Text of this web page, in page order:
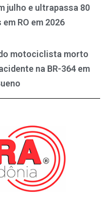
julho e ultrapassa 80
RO em 2026
motociclista morto
na BR-364 em